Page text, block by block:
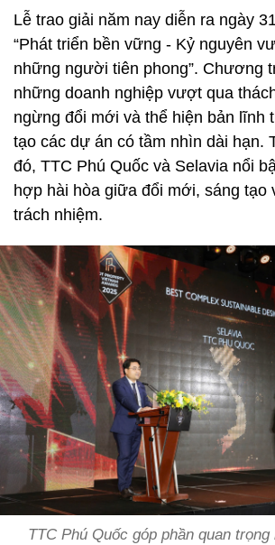
Lễ trao giải năm nay diễn ra ngày
“Phát triển bền vững - Kỷ nguyên
những người tiên phong”. Chương
những doanh nghiệp vượt qua
ngừng đổi mới và thể hiện bản lĩnh
tạo các dự án có tầm nhìn dài hạn.
đó, TTC Phú Quốc và Selavia nổi
hợp hài hòa giữa đổi mới, sáng tạo
trách nhiệm.
TTC Phú Quốc góp phần quan